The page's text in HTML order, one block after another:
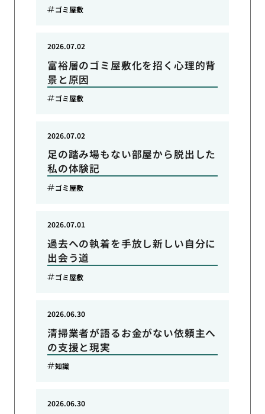
ゴミ屋敷
富裕層のゴミ屋敷化を招く心理的背
景と原因
2026.07.02
ゴミ屋敷
足の踏み場もない部屋から脱出した
私の体験記
2026.07.02
ゴミ屋敷
過去への執着を手放し新しい自分に
出会う道
2026.07.01
ゴミ屋敷
清掃業者が語るお金がない依頼主へ
の支援と現実
2026.06.30
知識
2026.06.30